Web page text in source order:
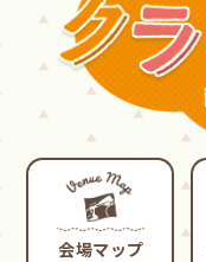
会場マップ